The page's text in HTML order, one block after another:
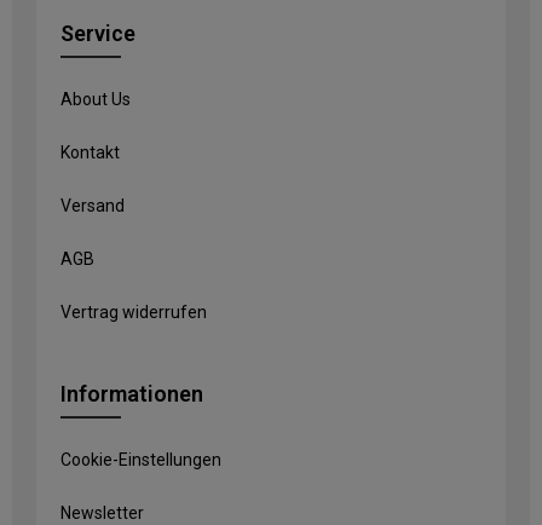
Service
About Us
Kontakt
Versand
AGB
Vertrag widerrufen
Informationen
Cookie-Einstellungen
Newsletter